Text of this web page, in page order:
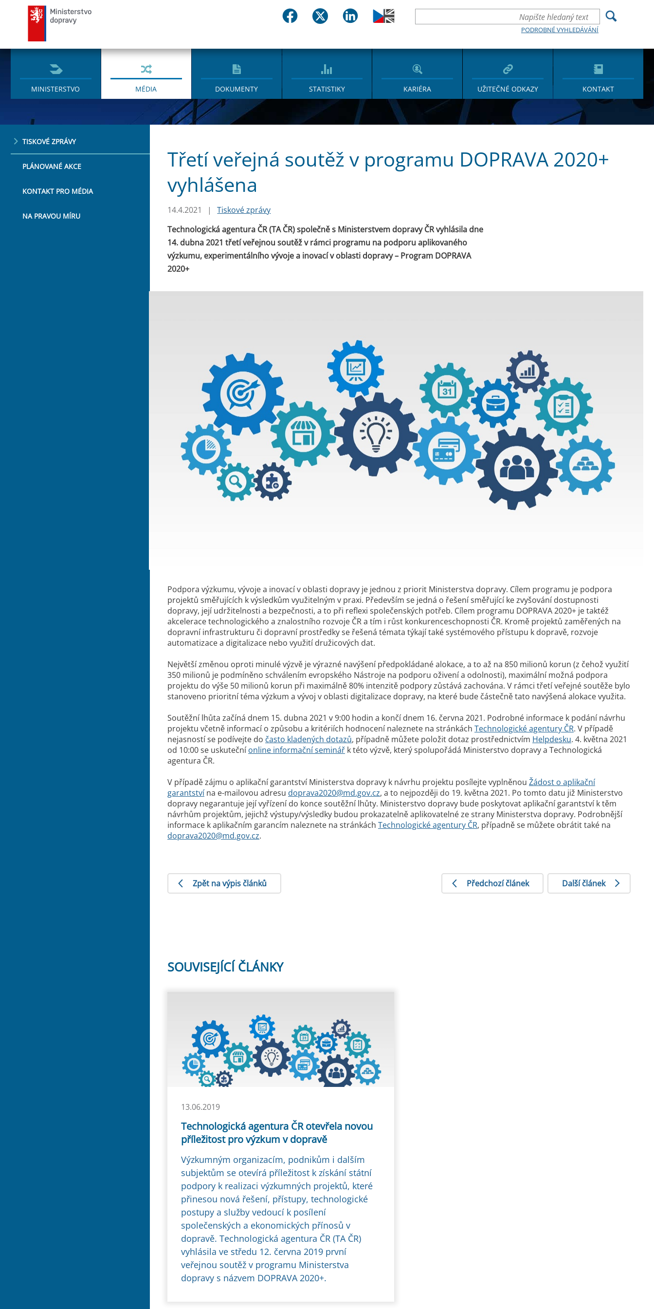
PODROBNÉ VYHLEDÁVÁNÍ
MINISTERSTVO MÉDIA DOKUMENTY STATISTIKY KARIÉRA UŽITEČNÉ ODKAZY KONTAKT
TISKOVÉ ZPRÁVY
PLÁNOVANÉ AKCE
KONTAKT PRO MÉDIA
NA PRAVOU MÍRU
Třetí veřejná soutěž v programu DOPRAVA 2020+
vyhlášena
14.4.2021 |
Tiskové zprávy
Technologická agentura ČR (TA ČR) společně s Ministerstvem dopravy ČR vyhlásila dne
14. dubna 2021 třetí veřejnou soutěž v rámci programu na podporu aplikovaného
výzkumu, experimentálního vývoje a inovací v oblasti dopravy – Program DOPRAVA
2020+
Podpora výzkumu, vývoje a inovací v oblasti dopravy je jednou z priorit Ministerstva dopravy. Cílem programu je podpora
projektů směřujících k výsledkům využitelným v praxi. Především se jedná o řešení směřující ke zvyšování dostupnosti
dopravy, její udržitelnosti a bezpečnosti, a to při reflexi společenských potřeb. Cílem programu DOPRAVA 2020+ je taktéž
akcelerace technologického a znalostního rozvoje ČR a tím i růst konkurenceschopnosti ČR. Kromě projektů zaměřených na
dopravní infrastrukturu či dopravní prostředky se řešená témata týkají také systémového přístupu k dopravě, rozvoje
automatizace a digitalizace nebo využití družicových dat.
Největší změnou oproti minulé výzvě je výrazné navýšení předpokládané alokace, a to až na 850 milionů korun (z čehož využití
350 milionů je podmíněno schválením evropského Nástroje na podporu oživení a odolnosti), maximální možná podpora
projektu do výše 50 milionů korun při maximálně 80% intenzitě podpory zůstává zachována. V rámci třetí veřejné soutěže bylo
stanoveno prioritní téma výzkum a vývoj v oblasti digitalizace dopravy, na které bude částečně tato navýšená alokace využita.
Soutěžní lhůta začíná dnem 15. dubna 2021 v 9:00 hodin a končí dnem 16. června 2021. Podrobné informace k podání návrhu
projektu včetně informací o způsobu a kritériích hodnocení naleznete na stránkách Technologické agentury ČR. V případě
nejasností se podívejte do často kladených dotazů, případně můžete položit dotaz prostřednictvím Helpdesku. 4. května 2021
od 10:00 se uskutečníonline informační seminář k této výzvě, který spolupořádá Ministerstvo dopravy a Technologická
agentura ČR.
V případě zájmu o aplikační garantství Ministerstva dopravy k návrhu projektu posílejte vyplněnou Žádost o aplikační
garantstvína e-mailovou adresu doprava2020@md.gov.cz, a to nejpozději do 19. května 2021. Po tomto datu již Ministerstvo
dopravy negarantuje její vyřízení do konce soutěžní lhůty. Ministerstvo dopravy bude poskytovat aplikační garantství k těm
návrhům projektům, jejichž výstupy/výsledky budou prokazatelně aplikovatelné ze strany Ministerstva dopravy. Podrobnější
informace k aplikačním garancím naleznete na stránkách Technologické agentury ČR, případně se můžete obrátit také na
doprava2020@md.gov.cz.
Zpět na výpis článků Předchozí článek Další článek
SOUVISEJÍCÍ ČLÁNKY
13.06.2019
Technologická agentura ČR otevřela novou
příležitost pro výzkum v dopravě
Výzkumným organizacím, podnikům i dalším
subjektům se otevírá příležitost k získání státní
podpory k realizaci výzkumných projektů, které
přinesou nová řešení, přístupy, technologické
postupy a služby vedoucí k posílení
společenských a ekonomických přínosů v
dopravě. Technologická agentura ČR (TA ČR)
vyhlásila ve středu 12. června 2019 první
veřejnou soutěž v programu Ministerstva
dopravy s názvem DOPRAVA 2020+.